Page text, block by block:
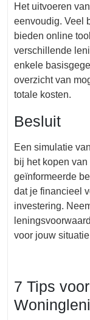
Het uitvoeren
eenvoudig. Veel
bieden online
verschillende
enkele
overzicht van
totale kosten.
Besluit
Een simulatie
bij het kopen
geïnformeerde
dat je financieel
investering.
voor jouw
7 Tips